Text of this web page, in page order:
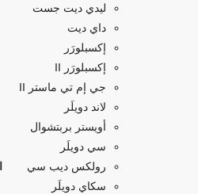
ليدي ديت جست
داي ديت
إكسبلورَر
إكسبلورَر II
جي إم تي ماستر II
لاند دويلَر
أويستر بربتشوال
سي دويلَر
رولكس ديب سي
سكاي دويلَر